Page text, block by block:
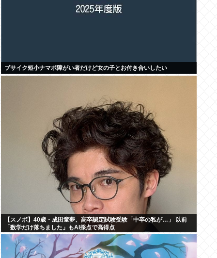
ブサイク短小ナマポ障がい者だけど女の子とお付き合いしたい
【スノボ】40歳・成田童夢、高卒認定試験受験「中卒の私が…」 以前
「数学だけ落ちました」もAI採点で高得点